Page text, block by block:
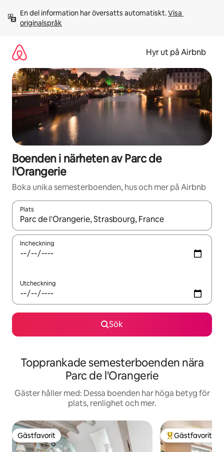
innehåll
En del information har översatts automatiskt. Visa
originalspråk
Hyr ut på Airbnb
Boenden i närheten av Parc de
l'Orangerie
Boka unika semesterboenden, hus och mer på Airbnb
Plats
När resultaten är tillgängliga kan du navigera med upp- och
Incheckning
Utcheckning
Sök
Topprankade semesterboenden nära
Parc de l'Orangerie
Gäster håller med: Dessa boenden har höga betyg för
plats, renlighet och mer.
Gästfavorit
Gästfavorit Populär
Gästfavorit